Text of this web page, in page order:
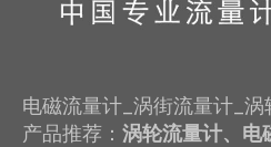
电磁流量计_涡街流量计_
产品推荐： 涡轮流量计、电